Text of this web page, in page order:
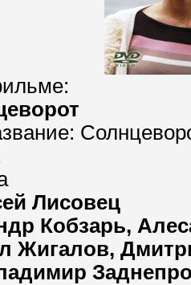
Лисовец
Кобзарь,
Жигалов,